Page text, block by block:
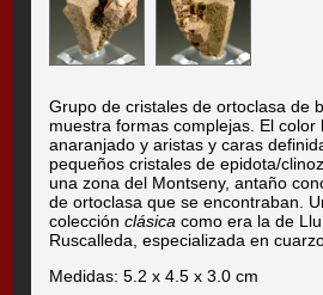
Grupo de cristales de ortoclasa de
muestra formas complejas. El color
anaranjado y aristas y caras
pequeños cristales de epidota/
una zona del Montseny, antaño
de ortoclasa que se encontraban.
colecciónclásica como era la de
Ruscalleda, especializada en
Medidas: 5.2 x 4.5 x 3.0 cm